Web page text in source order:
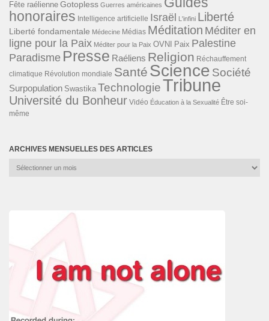
Fête raélienne Gotopless Guerres américaines
honoraires Intelligence artificielle Israël L'infini Liberté
Liberté fondamentale Médecine Médias Méditation Méditer en
ligne pour la Paix Méditer pour la Paix OVNI Paix Palestine
Paradisme Presse Raéliens Religion Réchauffement
climatique Révolution mondiale Santé Science Société
Surpopulation Swastika TechnologieTribune
Université du Bonheur Vidéo Éducation à la Sexualité Être soi-
même
ARCHIVES MENSUELLES DES ARTICLES
Archives